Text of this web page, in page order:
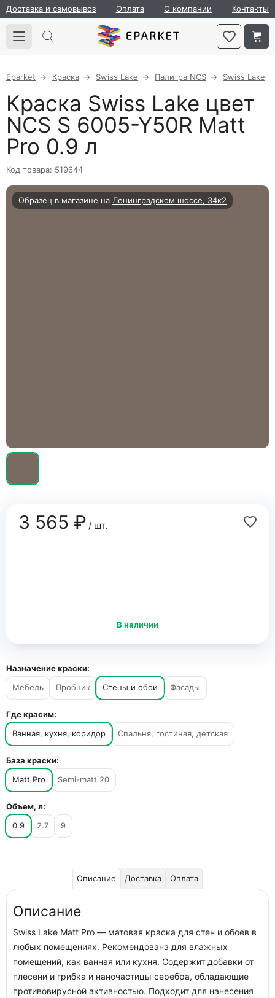
Доставка и самовывоз Оплата О компании Контакты
Eparket Краска Swiss Lake Палитра NCS Swiss Lake
Краска Swiss Lake цвет
NCS S 6005-Y50R Matt
Pro 0.9 л
Код товара: 519644
Образец в магазине на Ленинградском шоссе, 34к2
3 565 ₽/ шт.
В наличии
Назначение краски:
Мебель
Пробник Стены и обои Фасады
Где красим:
Ванная, кухня, коридор
Спальня, гостиная, детская
База краски:
Matt Pro
Semi-matt 20
Объем, л:
0.9
2.7 9
Описание Доставка Оплата
Описание
Swiss Lake Matt Pro — матовая краска для стен и обоев в
любых помещениях. Рекомендована для влажных
помещений, как ванная или кухня. Содержит добавки от
плесени и грибка и наночастицы серебра, обладающие
противовирусной активностью. Подходит для нанесения